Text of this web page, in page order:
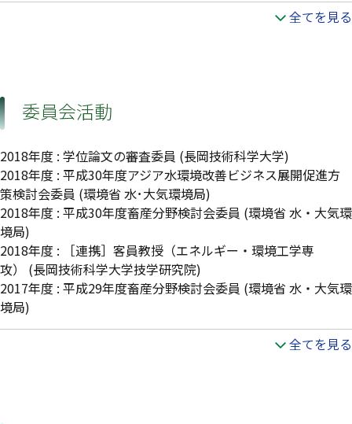
全てを見る
委員会活動
2018年度 : 学位論文の審査委員 (長岡技術科学大学)
2018年度 : 平成30年度アジア水環境改善ビジネス展開促進方
策検討会委員 (環境省 水･大気環境局)
2018年度 : 平成30年度畜産分野検討会委員 (環境省 水・大気環
境局)
2018年度 :
［連携］客員教授（エネルギー・環境工学専
攻）
(長岡技術科学大学技学研究院)
2017年度 : 平成29年度畜産分野検討会委員 (環境省 水・大気環
境局)
全てを見る